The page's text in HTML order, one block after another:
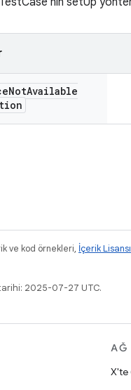
NotAvailable
ve kod örnekleri, İçerik Lisansı
2025-07-27 UTC.
AĞ
X'te